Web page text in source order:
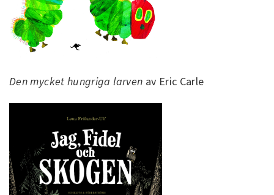
Den mycket hungriga larven av Eric Carle